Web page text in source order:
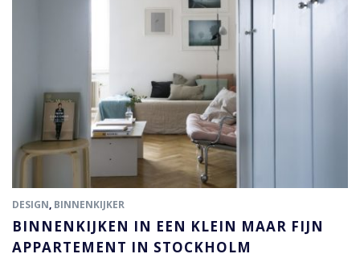
DESIGN, BINNENKIJKER
BINNENKIJKEN IN EEN KLEIN MAAR FIJN
APPARTEMENT IN STOCKHOLM